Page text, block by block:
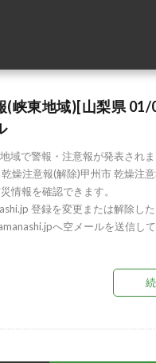
(峡東地域)[山梨県 01/
域で警報・注意報が発表され
燥注意報(解除)甲州市 乾燥注
情報を確認できます。
登録を変更または解除し
へ空メールを送信し